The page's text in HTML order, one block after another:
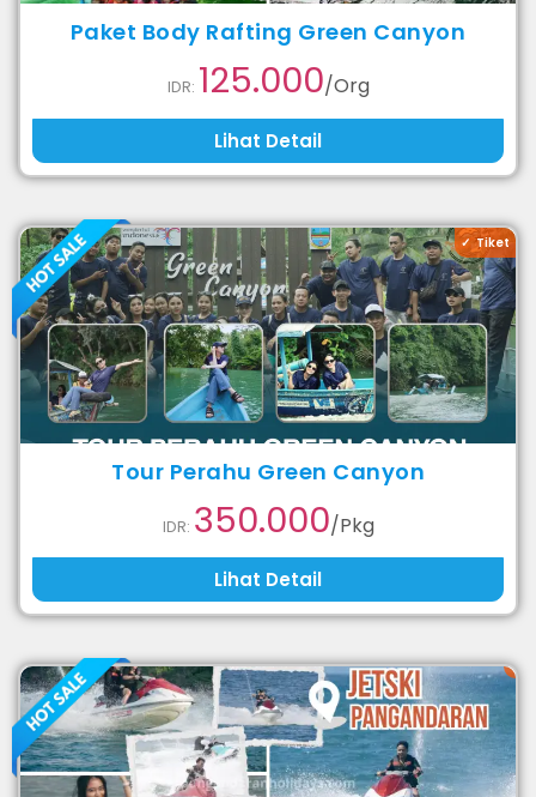
Paket Body Rafting Green Canyon
IDR: 125.000/Org
Lihat Detail
Tiket
Tour Perahu Green Canyon
IDR: 350.000/Pkg
Lihat Detail